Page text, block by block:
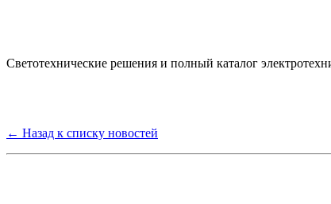
Светотехнические решения и полный каталог
← Назад к списку новостей